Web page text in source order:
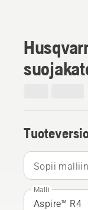
Sopii malliin
Malli
Aspire™ R4